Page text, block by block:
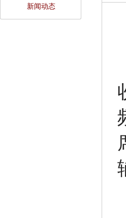
新闻动态